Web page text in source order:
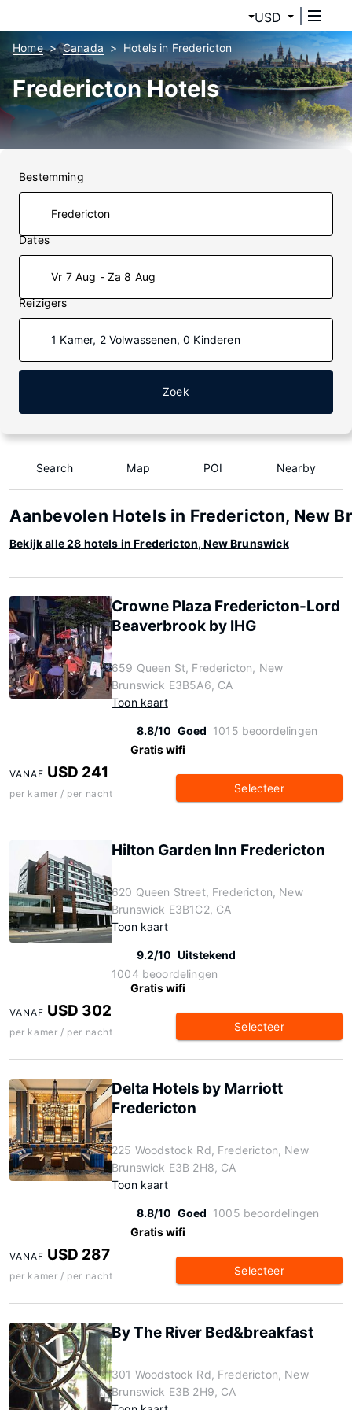
USD
Home Canada Hotels in Fredericton
Fredericton Hotels
Bestemming
Dates
Vr 7 Aug - Za 8 Aug
Reizigers
1 Kamer, 2 Volwassenen, 0 Kinderen
Zoek
Search Map POI Nearby
Aanbevolen Hotels in Fredericton, New
Bekijk alle 28 hotels in Fredericton, New Brunswick
Crowne Plaza Fredericton-Lord
Beaverbrook by IHG
659 Queen St, Fredericton, New
Brunswick E3B5A6, CA
Toon kaart
8.8/10 Goed 1015 beoordelingen
Gratis wifi
VANAF USD 241
per kamer / per nacht Selecteer
Hilton Garden Inn Fredericton
620 Queen Street, Fredericton, New
Brunswick E3B1C2, CA
Toon kaart
9.2/10 Uitstekend
1004 beoordelingen
Gratis wifi
VANAF USD 302
per kamer / per nacht Selecteer
Delta Hotels by Marriott
Fredericton
225 Woodstock Rd, Fredericton, New
Brunswick E3B 2H8, CA
Toon kaart
8.8/10 Goed 1005 beoordelingen
Gratis wifi
VANAF USD 287
per kamer / per nacht Selecteer
By The River Bed&breakfast
301 Woodstock Rd, Fredericton, New
Brunswick E3B 2H9, CA